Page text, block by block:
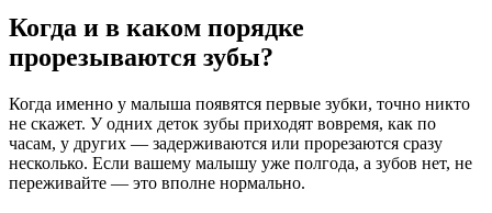
Когда и в каком порядке
прорезываются зубы?
Когда именно у малыша появятся первые зубки, точно никто
не скажет. У одних деток зубы приходят вовремя, как по
часам, у других — задерживаются или прорезаются сразу
несколько. Если вашему малышу уже полгода, а зубов нет, не
переживайте — это вполне нормально.